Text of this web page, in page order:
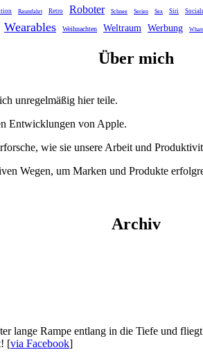
Raumfahrt Retro Roboter Schnee Serien Sex Siri
Wearables Weihnachten Weltraum Werbung
Über mich
unregelmäßig hier teile.
Entwicklungen von Apple.
wie sie unsere Arbeit und
Wegen, um Marken und Produkte
Archiv
lange Rampe entlang in die Tiefe und
[via Facebook]